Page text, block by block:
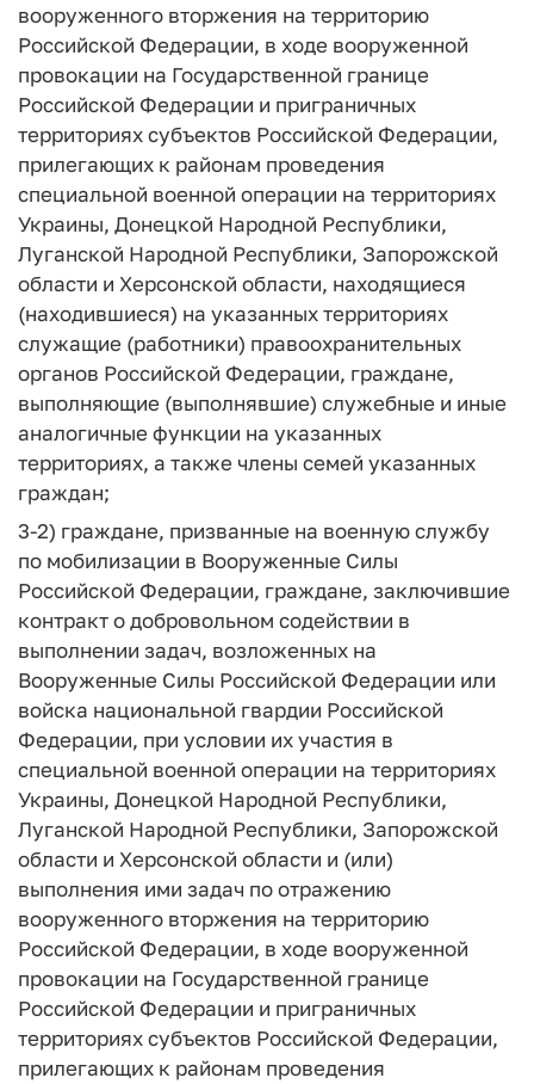
вооруженного вторжения на территорию
Российской Федерации, в ходе вооруженной
провокации на Государственной границе
Российской Федерации и приграничных
территориях субъектов Российской Федерации,
прилегающих к районам проведения
специальной военной операции на территориях
Украины, Донецкой Народной Республики,
Луганской Народной Республики, Запорожской
области и Херсонской области, находящиеся
(находившиеся) на указанных территориях
служащие (работники) правоохранительных
органов Российской Федерации, граждане,
выполняющие (выполнявшие) служебные и иные
аналогичные функции на указанных
территориях, а также члены семей указанных
граждан;
3-2) граждане, призванные на военную службу
по мобилизации в Вооруженные Силы
Российской Федерации, граждане, заключившие
контракт о добровольном содействии в
выполнении задач, возложенных на
Вооруженные Силы Российской Федерации или
войска национальной гвардии Российской
Федерации, при условии их участия в
специальной военной операции на территориях
Украины, Донецкой Народной Республики,
Луганской Народной Республики, Запорожской
области и Херсонской области и (или)
выполнения ими задач по отражению
вооруженного вторжения на территорию
Российской Федерации, в ходе вооруженной
провокации на Государственной границе
Российской Федерации и приграничных
территориях субъектов Российской Федерации,
прилегающих к районам проведения